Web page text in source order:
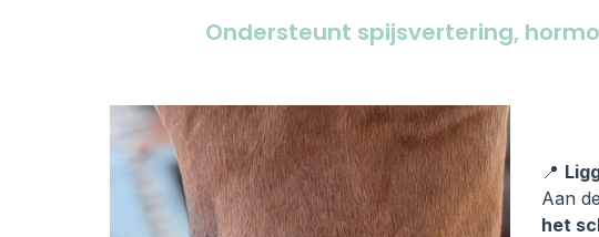
Ondersteunt spijsvertering,
📍
Aan de
het